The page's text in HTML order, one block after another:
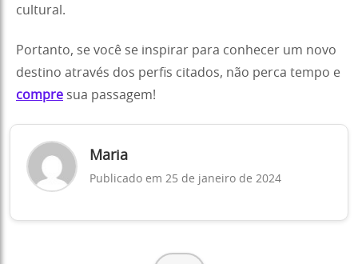
cultural.
Portanto, se você se inspirar para conhecer um novo
destino através dos perfis citados, não perca tempo e
compre sua passagem!
Maria
Publicado em 25 de janeiro de 2024